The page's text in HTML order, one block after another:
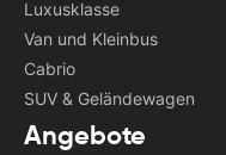
Luxusklasse
Van und Kleinbus
Cabrio
SUV & Geländewagen
Angebote